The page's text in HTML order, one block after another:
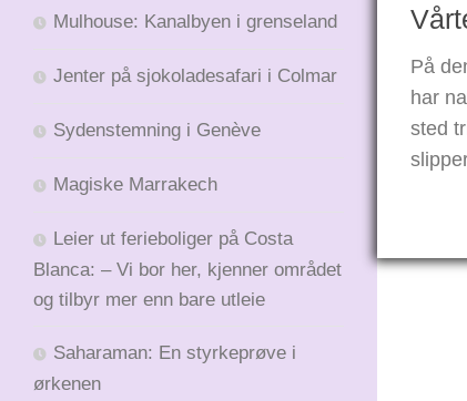
På
har
sted
Mulhouse: Kanalbyen i grenseland
Jenter på sjokoladesafari i Colmar
Sydenstemning i Genève
Magiske Marrakech
Leier ut ferieboliger på Costa
Blanca: – Vi bor her, kjenner området
og tilbyr mer enn bare utleie
Saharaman: En styrkeprøve i
ørkenen